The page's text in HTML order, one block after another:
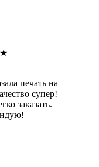
★
печать на
супер!
заказать.